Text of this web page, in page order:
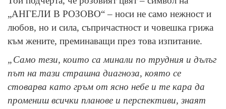
„АНГЕЛИ В РОЗОВО“ – носи не само нежност и
любов, но и сила, съпричастност и човешка грижа
към жените, преминаващи през това изпитание.
„Само тези, които са минали по трудния и дълъг
път на тази страшна диагноза, която се
стоварва като гръм от ясно небе и те кара да
промениш всички планове и перспективи, знаят